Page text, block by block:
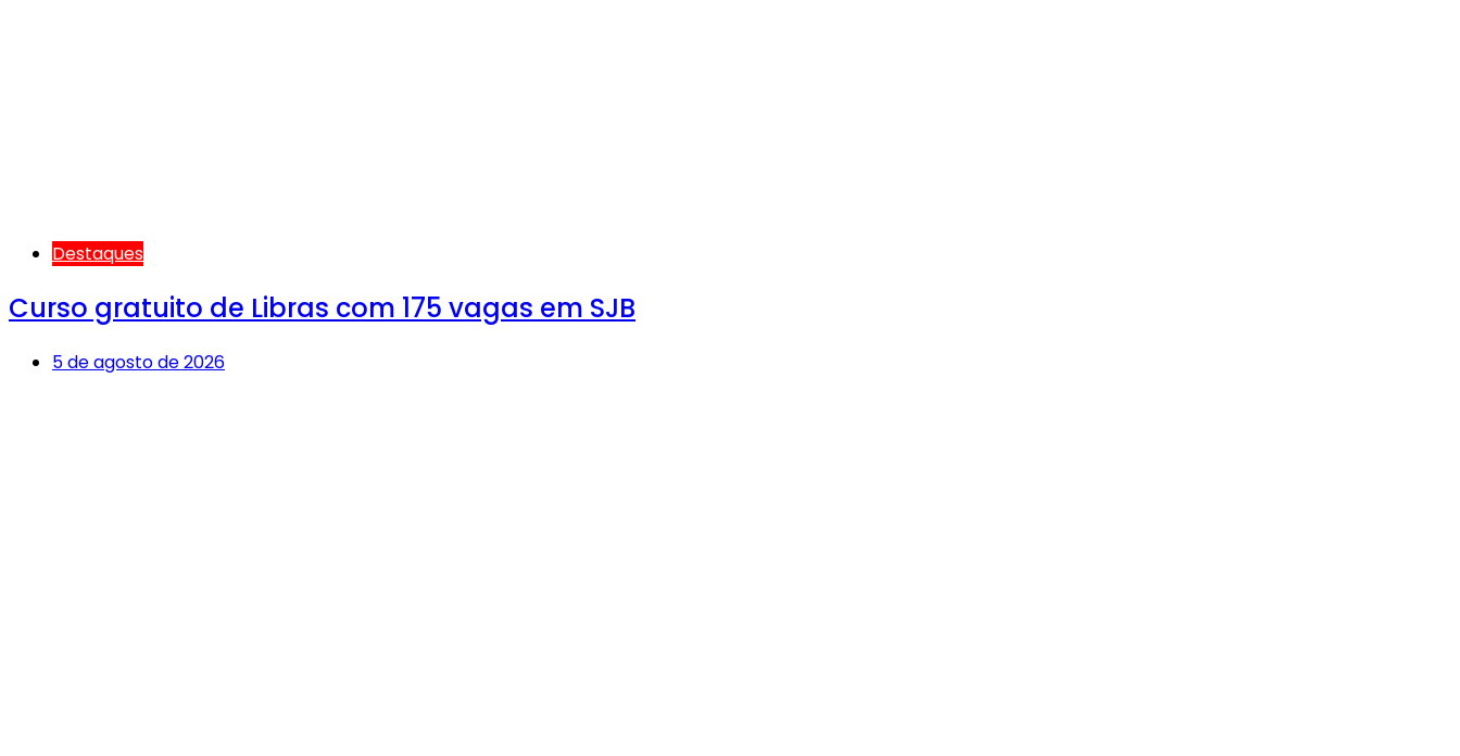
Destaques
Curso gratuito de Libras com 175 vagas em SJB
5 de agosto de 2026